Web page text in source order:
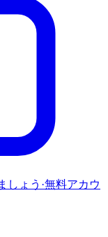
しょう ·無料アカウ